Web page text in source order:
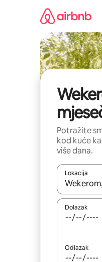
Potražite
kod kuće
više dana.
Lokacija
Kada
Dolazak
Odlazak